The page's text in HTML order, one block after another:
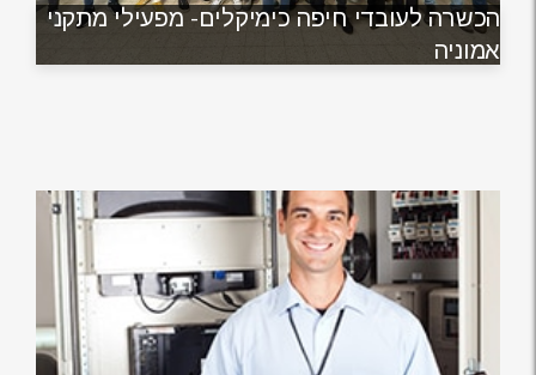
הכשרה לעובדי חיפה כימיקלים- מפעילי מתקני
אמוניה